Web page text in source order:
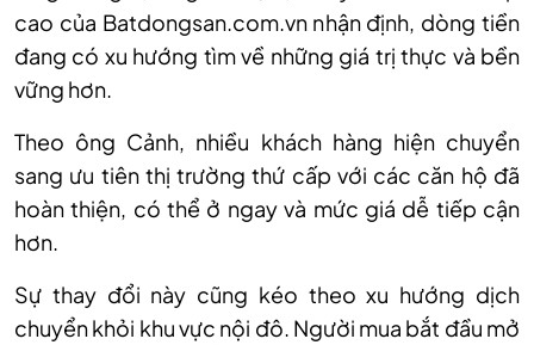
cao của Batdongsan.com.vn nhận định, dòng tiền
đang có xu hướng tìm về những giá trị thực và bền
vững hơn.
Theo ông Cảnh, nhiều khách hàng hiện chuyển
sang ưu tiên thị trường thứ cấp với các căn hộ đã
hoàn thiện, có thể ở ngay và mức giá dễ tiếp cận
hơn.
Sự thay đổi này cũng kéo theo xu hướng dịch
chuyển khỏi khu vực nội đô. Người mua bắt đầu mở